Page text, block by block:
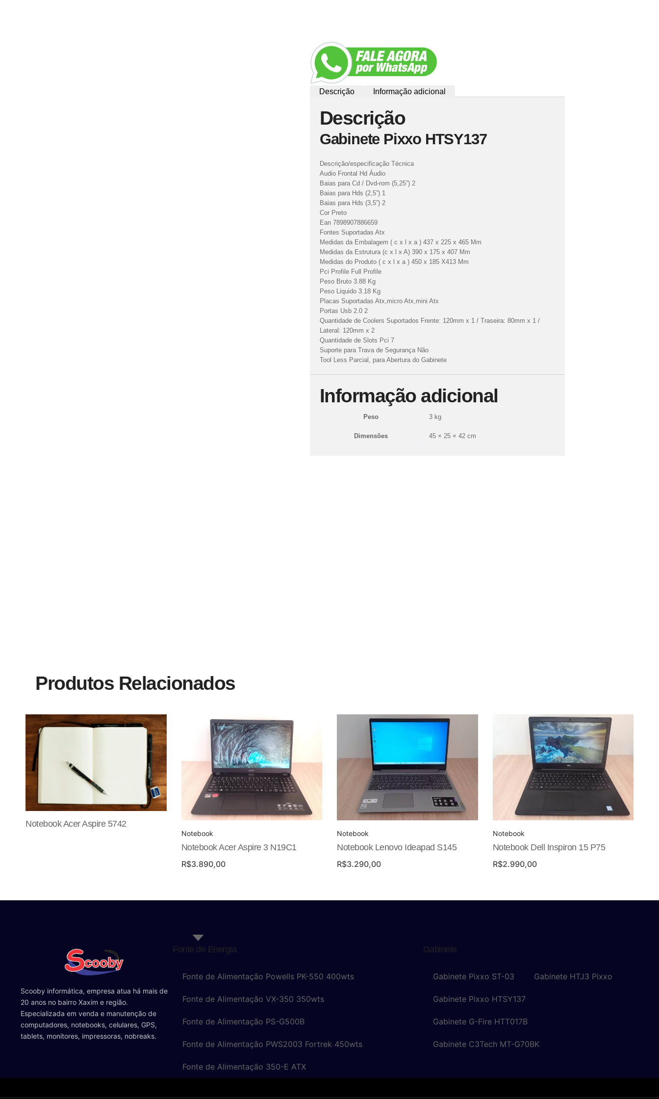
Descrição Informação adicional
Descrição
Gabinete Pixxo HTSY137
Descrição/especificação Técnica
Audio Frontal Hd Áudio
Baias para Cd / Dvd-rom (5,25”) 2
Baias para Hds (2,5”) 1
Baias para Hds (3,5”) 2
Cor Preto
Ean 7898907886659
Fontes Suportadas Atx
Medidas da Embalagem ( c x l x a ) 437 x 225 x 465 Mm
Medidas da Estrutura (c x l x A) 390 x 175 x 407 Mm
Medidas do Produto ( c x l x a ) 450 x 185 X413 Mm
Pci Profile Full Profile
Peso Bruto 3.88 Kg
Peso Liquido 3.18 Kg
Placas Suportadas Atx,micro Atx,mini Atx
Portas Usb 2.0 2
Quantidade de Coolers Suportados Frente: 120mm x 1 / Traseira: 80mm x 1 /
Lateral: 120mm x 2
Quantidade de Slots Pci 7
Suporte para Trava de Segurança Não
Tool Less Parcial, para Abertura do Gabinete
Informação adicional
Peso 3 kg
Dimensões 45 × 25 × 42 cm
Produtos Relacionados
Notebook Acer Aspire 5742
Notebook
Notebook Acer Aspire 3 N19C1
R$3.890,00
Notebook
Notebook Lenovo Ideapad S145
R$3.290,00
Notebook
Notebook Dell Inspiron 15 P75
R$2.990,00
Scooby informática, empresa atua há mais de
20 anos no bairro Xaxim e região.
Especializada em venda e manutenção de
computadores, notebooks, celulares, GPS,
tablets, monitores, impressoras, nobreaks.
Fonte de Energia
Fonte de Alimentação Powells PK-550 400wts
Fonte de Alimentação VX-350 350wts
Fonte de Alimentação PS-G500B
Fonte de Alimentação PWS2003 Fortrek 450wts
Fonte de Alimentação 350-E ATX
Gabinete
Gabinete Pixxo ST-03 Gabinete HTJ3 Pixxo
Gabinete Pixxo HTSY137
Gabinete G-Fire HTT017B
Gabinete C3Tech MT-G70BK